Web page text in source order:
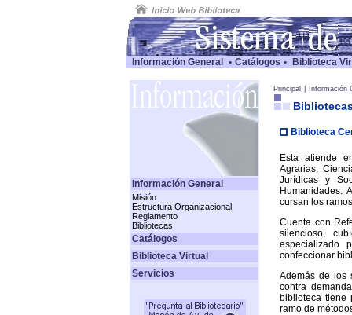
Información General • Catálogos • Biblioteca
Información General
Misión
Estructura Organizacional
Reglamento
Bibliotecas
Catálogos
Biblioteca Virtual
Servicios
Principal Información
Biblioteca
Esta atiende
Agrarias,
Jurídicas y
Humanidades.
cursan los
Cuenta con
silencioso,
especializado
confeccionar
Además de los
contra
biblioteca tiene
ramo de